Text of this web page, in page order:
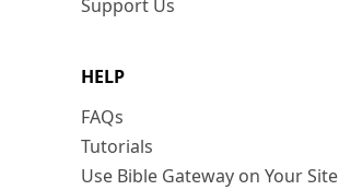
Support Us
HELP
FAQs
Tutorials
Use Bible Gateway on Your Site